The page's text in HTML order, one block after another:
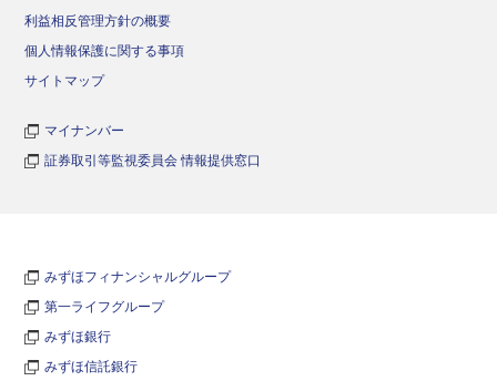
利益相反管理方針の概要
個人情報保護に関する事項
サイトマップ
マイナンバー
証券取引等監視委員会 情報提供窓口
みずほフィナンシャルグループ
第一ライフグループ
みずほ銀行
みずほ信託銀行